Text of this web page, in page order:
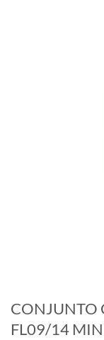
CONJUNTO
FL09/14